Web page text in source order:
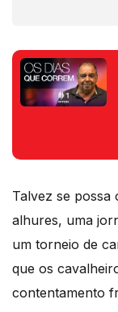
Talvez se possa
alhures, uma
um torneio de
que os
contentamento